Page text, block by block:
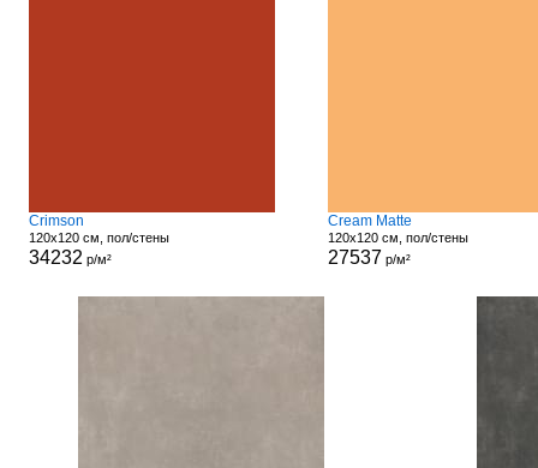
Crimson
120x120 см, пол/стены
34232 р/м²
Cream Matte
120x120 см, пол/стены
27537 р/м²